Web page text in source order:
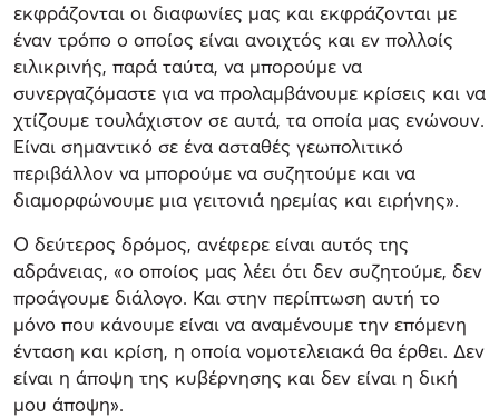
εκφράζονται οι διαφωνίες μας και εκφράζονται με
έναν τρόπο ο οποίος είναι ανοιχτός και εν πολλοίς
ειλικρινής, παρά ταύτα, να μπορούμε να
συνεργαζόμαστε για να προλαμβάνουμε κρίσεις και να
χτίζουμε τουλάχιστον σε αυτά, τα οποία μας ενώνουν.
Είναι σημαντικό σε ένα ασταθές γεωπολιτικό
περιβάλλον να μπορούμε να συζητούμε και να
διαμορφώνουμε μια γειτονιά ηρεμίας και ειρήνης».
Ο δεύτερος δρόμος, ανέφερε είναι αυτός της
αδράνειας, «ο οποίος μας λέει ότι δεν συζητούμε, δεν
προάγουμε διάλογο. Και στην περίπτωση αυτή το
μόνο που κάνουμε είναι να αναμένουμε την επόμενη
ένταση και κρίση, η οποία νομοτελειακά θα έρθει. Δεν
είναι η άποψη της κυβέρνησης και δεν είναι η δική
μου άποψη».